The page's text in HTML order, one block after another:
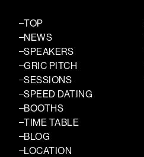
TOP
NEWS
SPEAKERS
GRIC PITCH
SESSIONS
SPEED DATING
BOOTHS
TIME TABLE
BLOG
LOCATION